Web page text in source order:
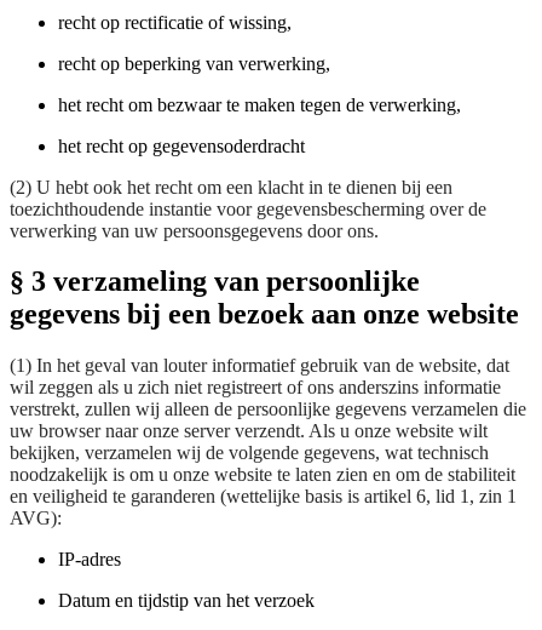
recht op rectificatie of wissing,
recht op beperking van verwerking,
het recht om bezwaar te maken tegen de verwerking,
het recht op gegevensoderdracht
(2) U hebt ook het recht om een klacht in te dienen bij een
toezichthoudende instantie voor gegevensbescherming over de
verwerking van uw persoonsgegevens door ons.
§ 3 verzameling van persoonlijke
gegevens bij een bezoek aan onze website
(1) In het geval van louter informatief gebruik van de website, dat
wil zeggen als u zich niet registreert of ons anderszins informatie
verstrekt, zullen wij alleen de persoonlijke gegevens verzamelen die
uw browser naar onze server verzendt. Als u onze website wilt
bekijken, verzamelen wij de volgende gegevens, wat technisch
noodzakelijk is om u onze website te laten zien en om de stabiliteit
en veiligheid te garanderen (wettelijke basis is artikel 6, lid 1, zin 1
AVG):
IP-adres
Datum en tijdstip van het verzoek